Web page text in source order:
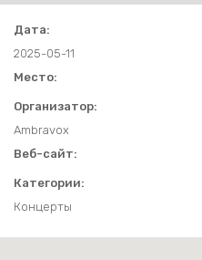
Дата:
2025-05-11
Место:
Организатор:
Ambravox
Веб-сайт:
Категории:
Концерты
ДРУГОЕ